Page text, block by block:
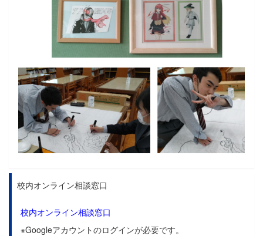
校内オンライン相談窓口
校内オンライン相談窓口
※Googleアカウントのログインが必要です。